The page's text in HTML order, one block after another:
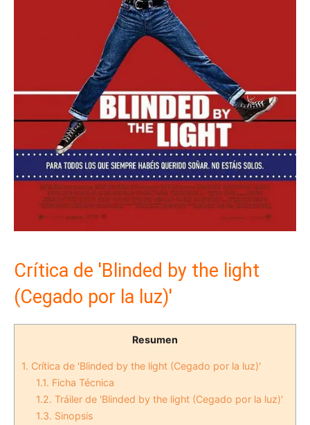
Crítica de 'Blinded by the light
(Cegado por la luz)'
Resumen
1. Crítica de 'Blinded by the light (Cegado por la luz)'
1.1. Ficha Técnica
1.2. Tráiler de 'Blinded by the light (Cegado por la luz)'
1.3. Sinopsis